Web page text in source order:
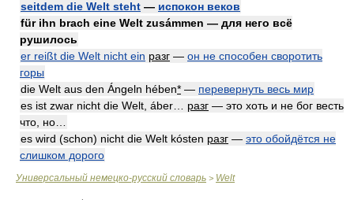
seitdem die Welt steht — испокон веков
für ihn brach eine Welt zusámmen — для него всё
рушилось
er reißt die Welt nicht ein разг — он не способен своротить
горы
die Welt aus den Ángeln hében* — перевернуть весь мир
es ist zwar nicht die Welt, áber… разг — это хоть и не бог весть
что, но…
es wird (schon) nicht die Welt kósten разг — это обойдётся не
слишком дорого
Универсальный немецко-русский словарь > Welt